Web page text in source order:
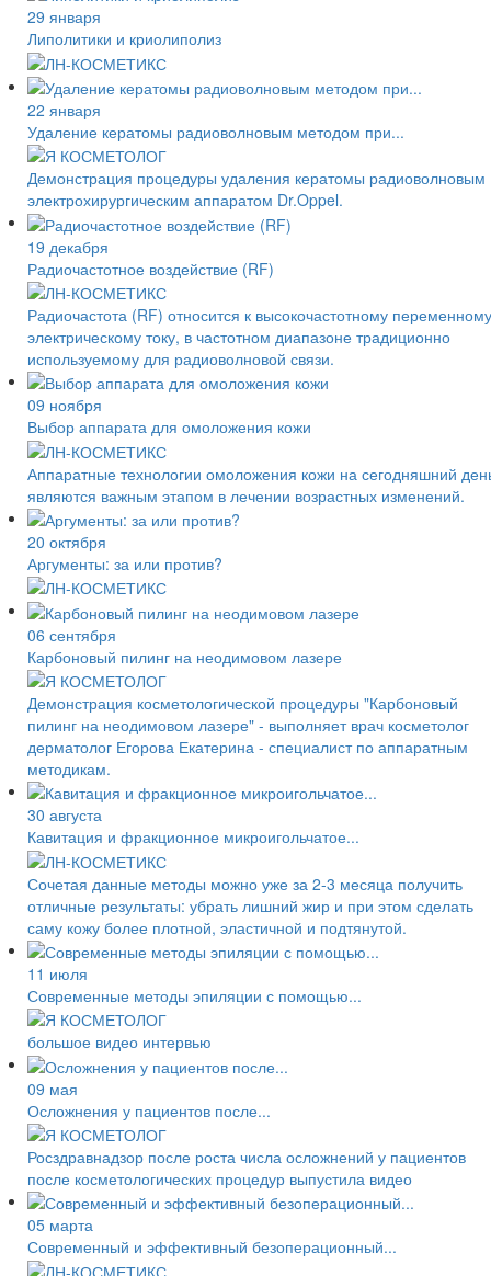
29 января
Липолитики и криолиполиз
22 января
Удаление кератомы радиоволновым методом при...
Демонстрация процедуры удаления кератомы радиоволновым
электрохирургическим аппаратом Dr.Oppel.
19 декабря
Радиочастотное воздействие (RF)
Радиочастота (RF) относится к высокочастотному переменному
электрическому току, в частотном диапазоне традиционно
используемому для радиоволновой связи.
09 ноября
Выбор аппарата для омоложения кожи
Аппаратные технологии омоложения кожи на сегодняшний
являются важным этапом в лечении возрастных изменений.
20 октября
Аргументы: за или против?
06 сентября
Карбоновый пилинг на неодимовом лазере
Демонстрация косметологической процедуры "Карбоновый
пилинг на неодимовом лазере" - выполняет врач косметолог
дерматолог Егорова Екатерина - специалист по аппаратным
методикам.
30 августа
Кавитация и фракционное микроигольчатое...
Сочетая данные методы можно уже за 2-3 месяца получить
отличные результаты: убрать лишний жир и при этом сделать
саму кожу более плотной, эластичной и подтянутой.
11 июля
Современные методы эпиляции с помощью...
большое видео интервью
09 мая
Осложнения у пациентов после...
Росздравнадзор после роста числа осложнений у пациентов
после косметологических процедур выпустила видео
05 марта
Современный и эффективный безоперационный...